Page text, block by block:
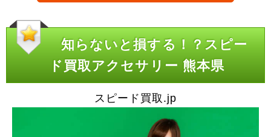
知らないと損する！？スピー
ド買取アクセサリー 熊本県
スピード買取.jp